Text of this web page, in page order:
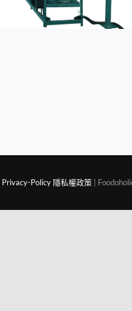
Privacy-Policy 隱私權政策 |